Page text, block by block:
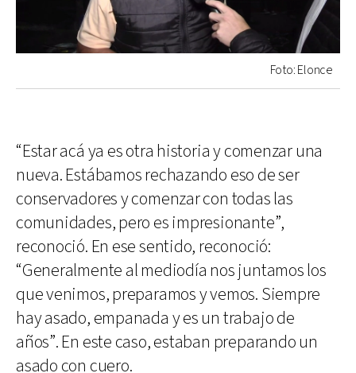
Foto: Elonce
“Estar acá ya es otra historia y comenzar una
nueva. Estábamos rechazando eso de ser
conservadores y comenzar con todas las
comunidades, pero es impresionante”,
reconoció. En ese sentido, reconoció:
“Generalmente al mediodía nos juntamos los
que venimos, preparamos y vemos. Siempre
hay asado, empanada y es un trabajo de
años”. En este caso, estaban preparando un
asado con cuero.